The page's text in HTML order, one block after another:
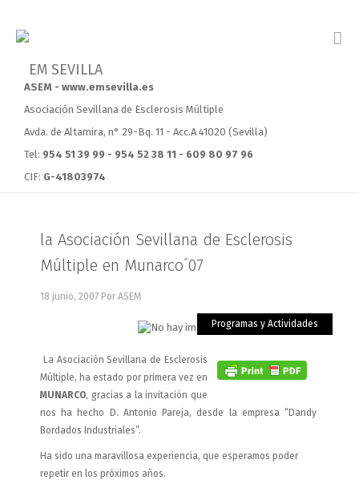
ASEM - www.emsevilla.es
Asociación Sevillana de Esclerosis Múltiple
Avda. de Altamira, n° 29-Bq. 11 - Acc.A 41020 (Sevilla)
Tel: 954 51 39 99 - 954 52 38 11 - 609 80 97 96
CIF: G-41803974
la Asociación Sevillana de Esclerosis
Múltiple en Munarco´07
18 junio, 2007 Por ASEM
Programas y Actividades
La Asociación Sevillana de Esclerosis
Múltiple, ha estado por primera vez en
MUNARCO, gracias a la invitación que
nos ha hecho D. Antonio Pareja, desde la empresa “Dandy
Bordados Industriales”.
Ha sido una maravillosa experiencia, que esperamos poder
repetir en los próximos años.